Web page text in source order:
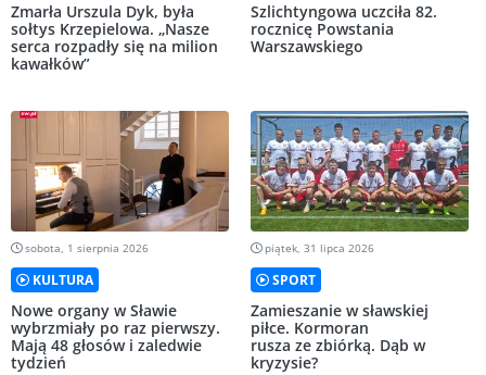
Zmarła Urszula Dyk, była
sołtys Krzepielowa. „Nasze
serca rozpadły się na milion
kawałków”
Szlichtyngowa uczciła 82.
rocznicę Powstania
Warszawskiego
sobota, 1 sierpnia 2026
KULTURA
Nowe organy w Sławie
wybrzmiały po raz pierwszy.
Mają 48 głosów i zaledwie
tydzień
piątek, 31 lipca 2026
SPORT
Zamieszanie w sławskiej
piłce. Kormoran
rusza ze zbiórką. Dąb w
kryzysie?